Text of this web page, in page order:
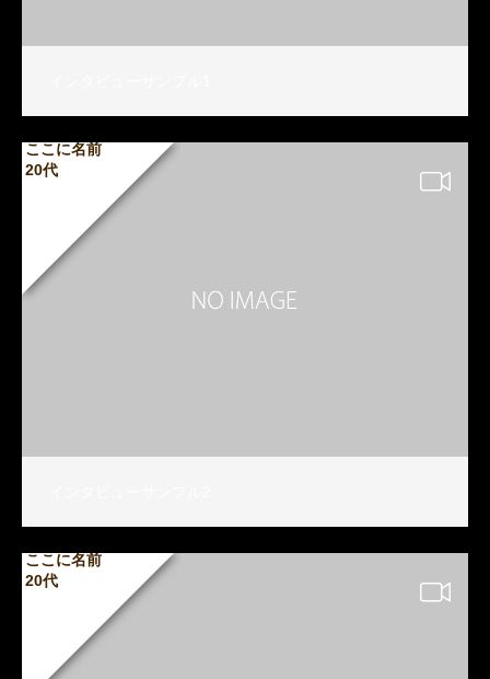
ここに名前
20代
ここに名前
20代